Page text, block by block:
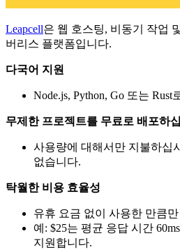
Leapcell은 웹 호스팅, 비동기 작업
버리스 플랫폼입니다.
다국어 지원
Node.js, Python, Go 또는 Rust
무제한 프로젝트를 무료로 배포하
사용량에 대해서만 지불하십
없습니다.
탁월한 비용 효율성
유휴 요금 없이 사용한 만큼
예: $25는 평균 응답 시간
지원합니다.